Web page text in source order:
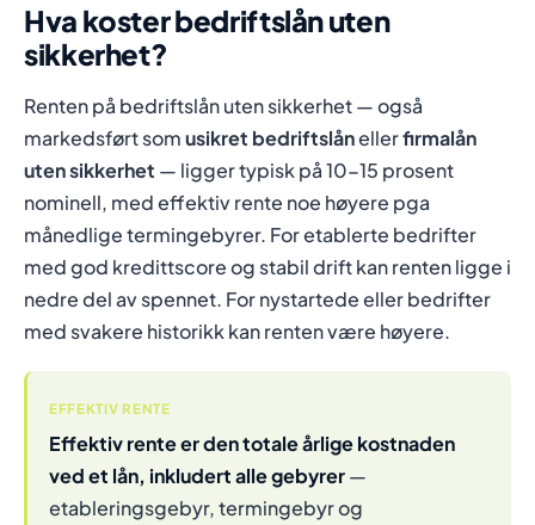
Hva koster bedriftslån uten
sikkerhet?
Renten på bedriftslån uten sikkerhet — også
markedsført somusikret bedriftslånellerfirmalån
uten sikkerhet — ligger typisk på 10-15 prosent
nominell, med effektiv rente noe høyere pga
månedlige termingebyrer. For etablerte bedrifter
med god kredittscore og stabil drift kan renten ligge i
nedre del av spennet. For nystartede eller bedrifter
med svakere historikk kan renten være høyere.
EFFEKTIV RENTE
Effektiv rente er den totale årlige kostnaden
ved et lån, inkludert alle gebyrer—
etableringsgebyr, termingebyr og